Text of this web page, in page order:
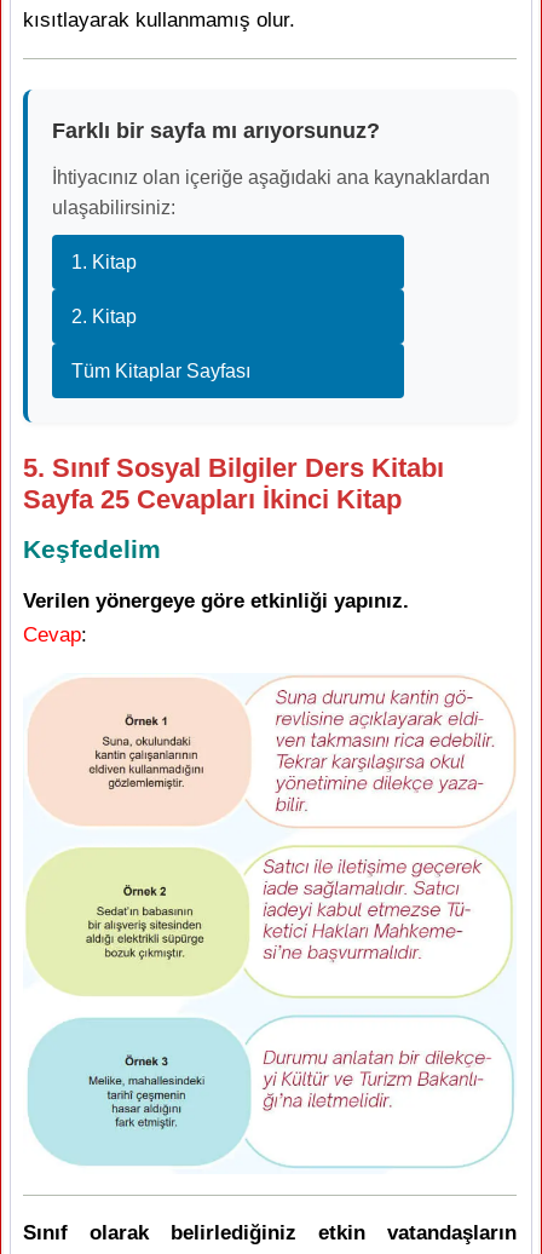
kısıtlayarak kullanmamış olur.
Farklı bir sayfa mı arıyorsunuz?
İhtiyacınız olan içeriğe aşağıdaki ana kaynaklardan
ulaşabilirsiniz:
1. Kitap
2. Kitap
Tüm Kitaplar Sayfası
5. Sınıf Sosyal Bilgiler Ders Kitabı
Sayfa 25 Cevapları İkinci Kitap
Keşfedelim
Verilen yönergeye göre etkinliği yapınız.
Cevap:
Sınıf olarak belirlediğiniz etkin vatandaşların